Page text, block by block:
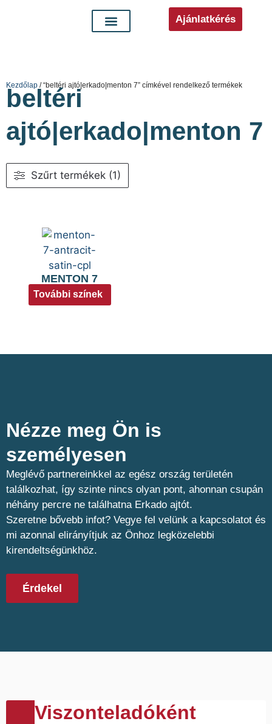
Ajánlatkérés
Kezdőlap / “beltéri ajtó|erkado|menton 7” címkével rendelkező termékek
beltéri
ajtó|erkado|menton 7
Szűrt termékek (1)
MENTON 7
További színek
Nézze meg Ön is
személyesen​
Meglévő partnereinkkel az egész ország területén
találkozhat, így szinte nincs olyan pont, ahonnan csupán
néhány percre ne találhatna Erkado ajtót.
Szeretne bővebb infot? Vegye fel velünk a kapcsolatot és
mi azonnal elirányítjuk az Önhoz legközelebbi
kirendeltségünkhöz.
Érdekel
Viszonteladóként